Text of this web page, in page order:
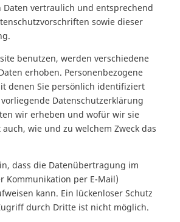
Daten vertraulich und entsprechend
sowie dieser
benutzen, werden verschiedene
erhoben. Personenbezogene
denen Sie persönlich identifiziert
Datenschutzerklärung
wir erheben und wofür wir sie
wie und zu welchem Zweck das
dass die Datenübertragung im
Kommunikation per E-Mail)
kann. Ein lückenloser Schutz
durch Dritte ist nicht möglich.